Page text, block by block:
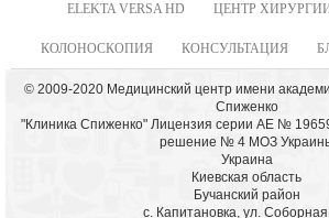
ELEKTA VERSA HD ЦЕНТР
КОЛОНОСКОПИЯ КОНСУЛЬТАЦИЯ
© 2009-2020 Медицинский центр имени
Спиженко
"Клиника Спиженко" Лицензия серии АЕ №
решение № 4 МОЗ
Украина
Киевская область
Бучанский район
с. Капитановка, ул.